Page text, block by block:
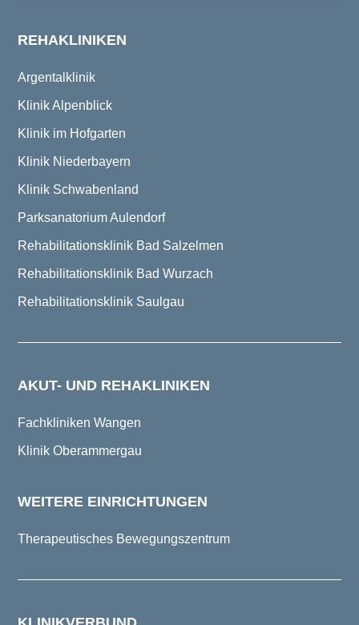
REHAKLINIKEN
Argentalklinik
Klinik Alpenblick
Klinik im Hofgarten
Klinik Niederbayern
Klinik Schwabenland
Parksanatorium Aulendorf
Rehabilitationsklinik Bad Salzelmen
Rehabilitationsklinik Bad Wurzach
Rehabilitationsklinik Saulgau
AKUT- UND REHAKLINIKEN
Fachkliniken Wangen
Klinik Oberammergau
WEITERE EINRICHTUNGEN
Therapeutisches Bewegungszentrum